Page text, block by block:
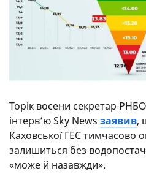
Торік восени секретар
інтерв’ю Sky News заявив,
Каховської ГЕС тимчасово
залишиться без
«може й назавжди».